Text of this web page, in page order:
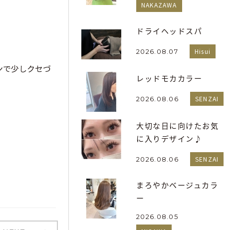
で少しクセづ
NAKAZAWA
ドライヘッドスパ
2026.08.07 Hisui
レッドモカカラー
2026.08.06 SENZAI
大切な日に向けたお気
に入りデザイン♪
2026.08.06 SENZAI
まろやかベージュカラ
ー
2026.08.05